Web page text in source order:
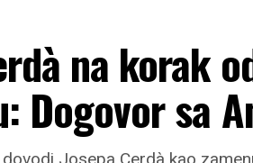
na korak
Dogovor sa
Josepa Cerdà kao